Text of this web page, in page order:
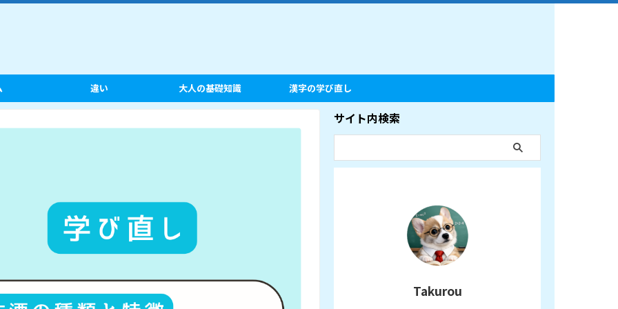
違い 大人の基礎知識 漢字の学び直し
サイト内検索
Takurou